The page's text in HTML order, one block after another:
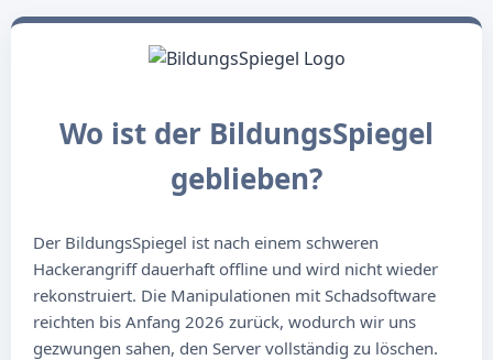
Wo ist der BildungsSpiegel
geblieben?
Der BildungsSpiegel ist nach einem schweren
Hackerangriff dauerhaft offline und wird nicht wieder
rekonstruiert. Die Manipulationen mit Schadsoftware
reichten bis Anfang 2026 zurück, wodurch wir uns
gezwungen sahen, den Server vollständig zu löschen.